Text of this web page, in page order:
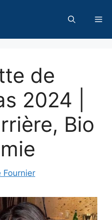
de
2024 |
Bio
Fournier